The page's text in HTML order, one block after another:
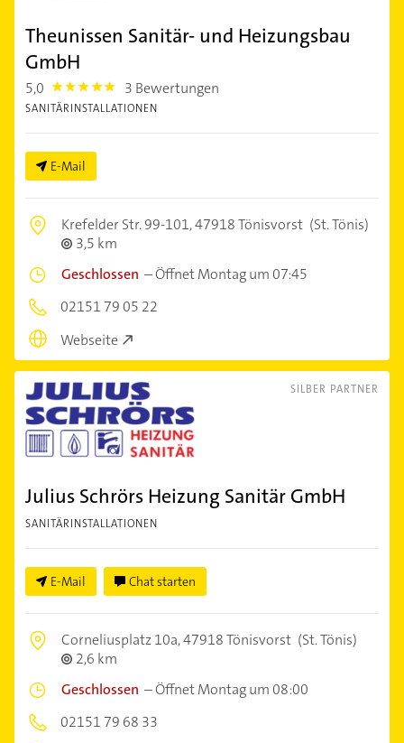
Theunissen Sanitär- und Heizungsbau
GmbH
5,0 5.0 3 Bewertungen
SANITÄRINSTALLATIONEN
E-Mail
Krefelder Str. 99-101,47918 Tönisvorst (St. Tönis)
3,5 km
Geschlossen –Öffnet Montag um 07:45
02151 79 05 22
Webseite
SILBER PARTNER
Julius Schrörs Heizung Sanitär GmbH
SANITÄRINSTALLATIONEN
E-Mail Chat starten
Corneliusplatz 10a,47918 Tönisvorst (St. Tönis)
2,6 km
Geschlossen –Öffnet Montag um 08:00
02151 79 68 33